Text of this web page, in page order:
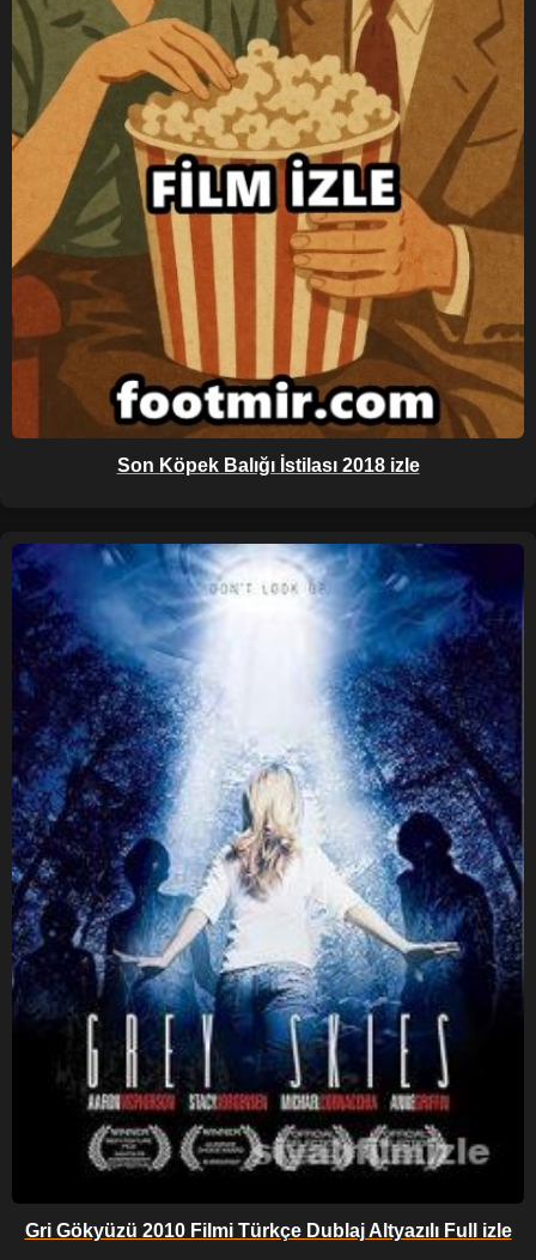
Son Köpek Balığı İstilası 2018 izle
Gri Gökyüzü 2010 Filmi Türkçe Dublaj Altyazılı Full izle